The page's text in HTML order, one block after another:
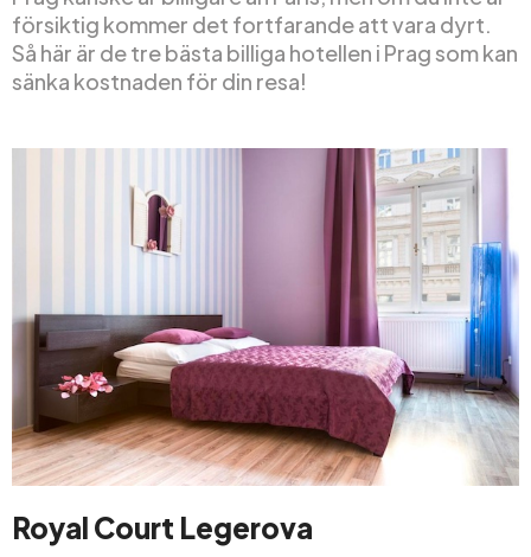
försiktig kommer det fortfarande att vara dyrt.
Så här är de tre bästa billiga hotellen i Prag som kan
sänka kostnaden för din resa!
Royal Court Legerova